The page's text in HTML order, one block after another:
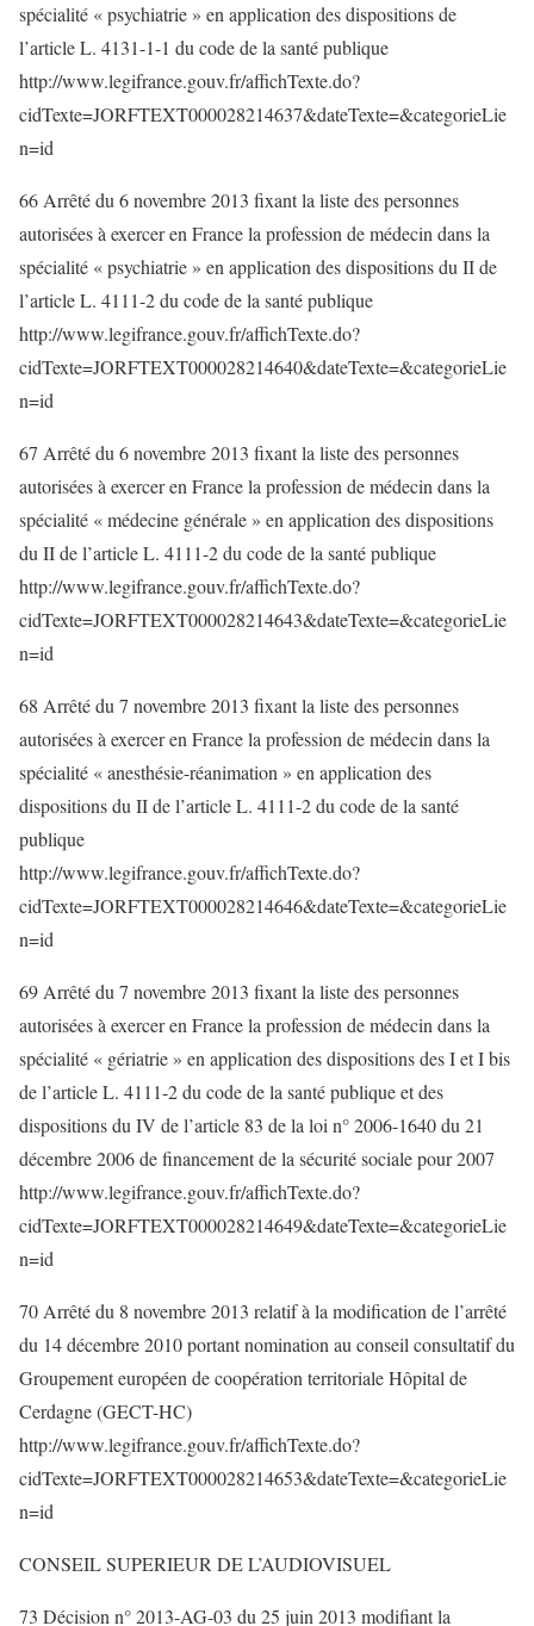
spécialité « psychiatrie » en application des dispositions de
l’article L. 4131-1-1 du code de la santé publique
http://www.legifrance.gouv.fr/affichTexte.do?
cidTexte=JORFTEXT000028214637&dateTexte=&categorieLie
n=id
66 Arrêté du 6 novembre 2013 fixant la liste des personnes
autorisées à exercer en France la profession de médecin dans la
spécialité « psychiatrie » en application des dispositions du II de
l’article L. 4111-2 du code de la santé publique
http://www.legifrance.gouv.fr/affichTexte.do?
cidTexte=JORFTEXT000028214640&dateTexte=&categorieLie
n=id
67 Arrêté du 6 novembre 2013 fixant la liste des personnes
autorisées à exercer en France la profession de médecin dans la
spécialité « médecine générale » en application des dispositions
du II de l’article L. 4111-2 du code de la santé publique
http://www.legifrance.gouv.fr/affichTexte.do?
cidTexte=JORFTEXT000028214643&dateTexte=&categorieLie
n=id
68 Arrêté du 7 novembre 2013 fixant la liste des personnes
autorisées à exercer en France la profession de médecin dans la
spécialité « anesthésie-réanimation » en application des
dispositions du II de l’article L. 4111-2 du code de la santé
publique
http://www.legifrance.gouv.fr/affichTexte.do?
cidTexte=JORFTEXT000028214646&dateTexte=&categorieLie
n=id
69 Arrêté du 7 novembre 2013 fixant la liste des personnes
autorisées à exercer en France la profession de médecin dans la
spécialité « gériatrie » en application des dispositions des I et I bis
de l’article L. 4111-2 du code de la santé publique et des
dispositions du IV de l’article 83 de la loi n° 2006-1640 du 21
décembre 2006 de financement de la sécurité sociale pour 2007
http://www.legifrance.gouv.fr/affichTexte.do?
cidTexte=JORFTEXT000028214649&dateTexte=&categorieLie
n=id
70 Arrêté du 8 novembre 2013 relatif à la modification de l’arrêté
du 14 décembre 2010 portant nomination au conseil consultatif du
Groupement européen de coopération territoriale Hôpital de
Cerdagne (GECT-HC)
http://www.legifrance.gouv.fr/affichTexte.do?
cidTexte=JORFTEXT000028214653&dateTexte=&categorieLie
n=id
CONSEIL SUPERIEUR DE L’AUDIOVISUEL
73 Décision n° 2013-AG-03 du 25 juin 2013 modifiant la